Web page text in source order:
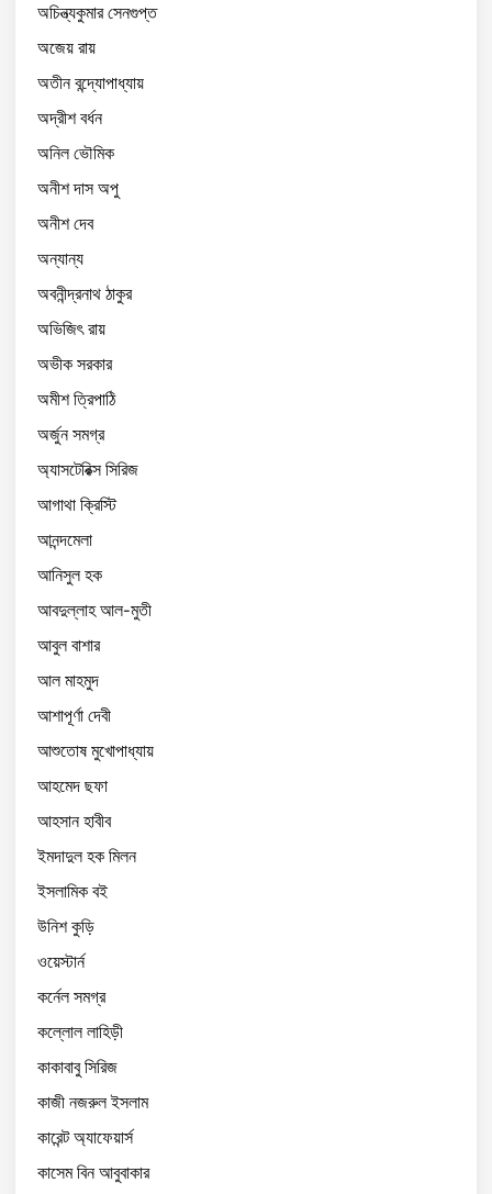
অচিন্ত্যকুমার সেনগুপ্ত
অজেয় রায়
অতীন বন্দ্যোপাধ্যায়
অদ্রীশ বর্ধন
অনিল ভৌমিক
অনীশ দাস অপু
অনীশ দেব
অন্যান্য
অবনীন্দ্রনাথ ঠাকুর
অভিজিৎ রায়
অভীক সরকার
অমীশ ত্রিপাঠি
অর্জুন সমগ্র
অ্যাসটেরিক্স সিরিজ
আগাথা ক্রিস্টি
আনন্দমেলা
আনিসুল হক
আবদুল্লাহ আল-মুতী
আবুল বাশার
আল মাহমুদ
আশাপূর্ণা দেবী
আশুতোষ মুখোপাধ্যায়
আহমেদ ছফা
আহসান হাবীব
ইমদাদুল হক মিলন
ইসলামিক বই
উনিশ কুড়ি
ওয়েস্টার্ন
কর্নেল সমগ্র
কল্লোল লাহিড়ী
কাকাবাবু সিরিজ
কাজী নজরুল ইসলাম
কারেন্ট অ্যাফেয়ার্স
কাসেম বিন আবুবাকার